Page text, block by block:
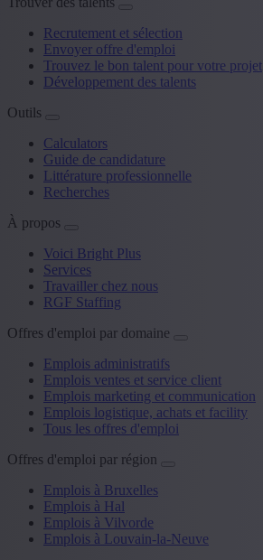
Recrutement et sélection
Envoyer offre d'emploi
Trouvez le bon talent pour votre projet
Développement des talents
Outils
Calculators
Guide de candidature
Littérature professionnelle
Recherches
À propos
Voici Bright Plus
Services
Travailler chez nous
RGF Staffing
Offres d'emploi par domaine
Emplois administratifs
Emplois ventes et service client
Emplois marketing et communication
Emplois logistique, achats et facility
Tous les offres d'emploi
Offres d'emploi par région
Emplois à Bruxelles
Emplois à Hal
Emplois à Vilvorde
Emplois à Louvain-la-Neuve